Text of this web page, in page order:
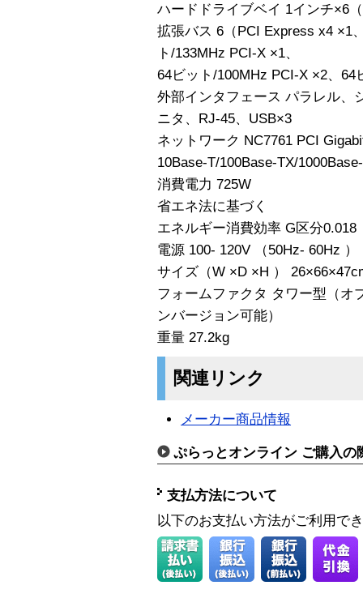
ハードドライブベイ 1インチ×6
拡張バス 6（PCI Express x4 ×1
ト/133MHz PCI-X ×1、
64ビット/100MHz PCI-X ×2、64
外部インタフェース パラレル、
ニタ、RJ-45、USB×3
ネットワーク NC7761 PCI
10Base-T/100Base-TX/
消費電力 725W
省エネ法に基づく
エネルギー消費効率 G区分0.018
電源 100- 120V （50Hz- 60Hz ）
サイズ（W ×D ×H ）
フォームファクタ タワー型（オ
ンバージョン可能）
重量 27.2kg
関連リンク
メーカー商品情報
ぷらっとオンライン ご購入の
支払方法について
以下のお支払い方法がご利用で